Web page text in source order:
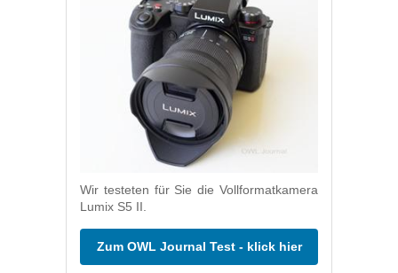
Wir testeten für Sie die Vollformatkamera
Lumix S5 II.
Zum OWL Journal Test - klick hier